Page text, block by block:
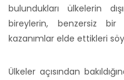
bulundukları ülkelerin
bireylerin, benzersiz bir
kazanımlar elde ettikleri
Ülkeler açısından